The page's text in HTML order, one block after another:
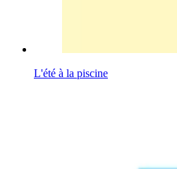
L'été à la piscine